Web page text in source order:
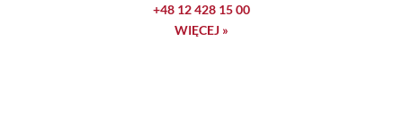
+48 12 428 15 00
WIĘCEJ »